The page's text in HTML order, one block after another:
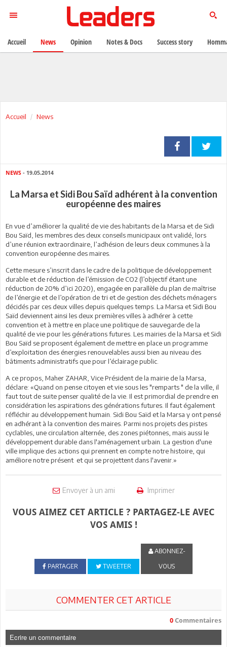
Accueil News
NEWS - 19.05.2014
La Marsa et Sidi Bou Saïd adhérent à la convention
européenne des maires
En vue d’améliorer la qualité de vie des habitants de la Marsa et de Sidi
Bou Saïd, les membres des deux conseils municipaux ont validé, lors
d’une réunion extraordinaire, l’adhésion de leurs deux communes à la
convention européenne des maires.
Cette mesure s’inscrit dans le cadre de la politique de développement
durable et de réduction de l’émission de CO2 (l’objectif étant une
réduction de 20% d’ici 2020), engagée en parallèle du plan de maîtrise
de l’énergie et de l’opération de tri et de gestion des déchets ménagers
décidés par ces deux villes depuis quelques temps. La Marsa et Sidi Bou
Saïd deviennent ainsi les deux premières villes à adhérer à cette
convention et à mettre en place une politique de sauvegarde de la
qualité de vie pour les générations futures. Les mairies de la Marsa et Sidi
Bou Saïd se proposent également de mettre en place un programme
d’exploitation des énergies renouvelables aussi bien au niveau des
bâtiments administratifs que pour l’éclairage public.
A ce propos, Maher ZAHAR, Vice Président de la mairie de la Marsa,
déclare: «Quand on pense citoyen et vie sous les "remparts " de la ville, il
faut tout de suite penser qualité de la vie. Il est primordial de prendre en
considération les aspirations des générations futures. Il faut également
réfléchir au développement humain. Sidi Bou Saïd et la Marsa y ont pensé
en adhérant à la convention des maires. Parmi nos projets des pistes
cyclables, une circulation alternée, des zones piétonnes, mais aussi le
développement durable dans l'aménagement urbain. La gestion d'une
ville implique des actions qui prennent en compte notre histoire, qui
améliore notre présent et qui se projettent dans l'avenir.»
Envoyer à un ami Imprimer
VOUS AIMEZ CET ARTICLE ? PARTAGEZ-LE AVEC
VOS AMIS !
PARTAGER TWEETER
ABONNEZ-
VOUS
COMMENTER CET ARTICLE
0 Commentaires
Ecrire un commentaire
Accueil News Opinion Notes & Docs Success story